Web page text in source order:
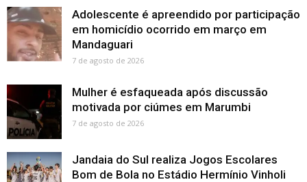
Adolescente é apreendido por participação
em homicídio ocorrido em março em
Mandaguari
7 de agosto de 2026
Mulher é esfaqueada após discussão
motivada por ciúmes em Marumbi
7 de agosto de 2026
Jandaia do Sul realiza Jogos Escolares
Bom de Bola no Estádio Hermínio Vinholi